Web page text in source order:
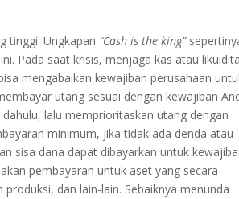
tinggi. Ungkapan “Cash is the king”
Pada saat krisis, menjaga kas atau
mengabaikan kewajiban perusahaan
utang sesuai dengan kewajiban
lalu memprioritaskan utang dengan
minimum, jika tidak ada denda atau
sisa dana dapat dibayarkan untuk
pembayaran untuk aset yang secara
dan lain-lain. Sebaiknya menunda